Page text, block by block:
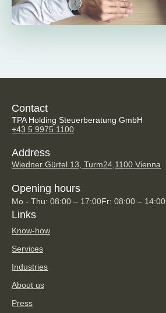
Contact
TPA Holding Steuerberatung GmbH
+43 5 9975 1100
Address
Wiedner Gürtel 13, Turm24, 1100 Vienna
Opening hours
Mo - Thu: 08:00 – 17:00Fr: 08:00 – 14:00
Links
Know-how
Services
Industries
About us
Press